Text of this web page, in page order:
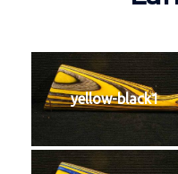
yellow-black1